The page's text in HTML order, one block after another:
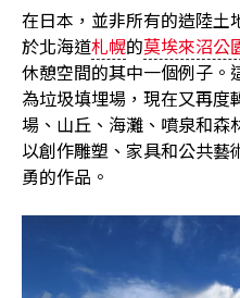
在日本，並非所有的造陸土
於北海道札幌的莫埃來沼公
休憩空間的其中一個例子。
為垃圾填埋場，現在又再度
場、山丘、海灘、噴泉和森
以創作雕塑、家具和公共藝
勇的作品。